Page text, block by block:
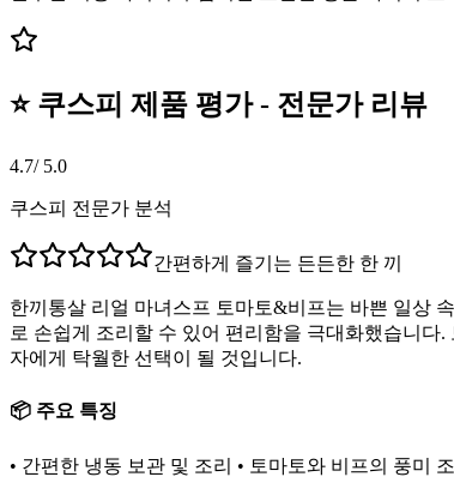
⭐ 쿠스피 제품 평가 - 전문가 리뷰
4.7/ 5.0
쿠스피 전문가 분석
간편하게 즐기는 든든한 한 끼
한끼통살 리얼 마녀스프 토마토&비프는 바쁜 일상
로 손쉽게 조리할 수 있어 편리함을 극대화했습니
자에게 탁월한 선택이 될 것입니다.
📦 주요 특징
• 간편한 냉동 보관 및 조리 • 토마토와 비프의 풍미